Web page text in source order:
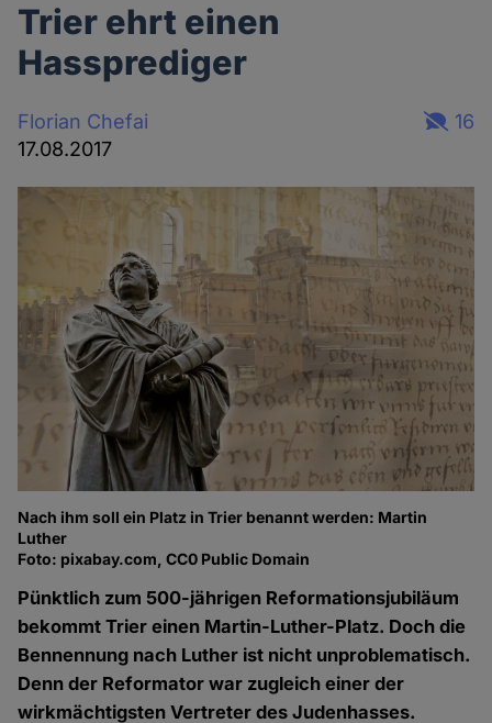
Trier ehrt einen
Hassprediger
Florian Chefai
17.08.2017
16
Nach ihm soll ein Platz in Trier benannt werden: Martin
Luther
Foto: pixabay.com, CC0 Public Domain
Pünktlich zum 500-jährigen Reformationsjubiläum
bekommt Trier einen Martin-Luther-Platz. Doch die
Bennennung nach Luther ist nicht unproblematisch.
Denn der Reformator war zugleich einer der
wirkmächtigsten Vertreter des Judenhasses.